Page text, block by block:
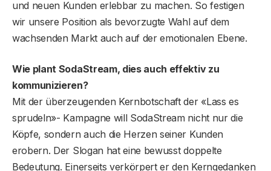
und neuen Kunden erlebbar zu machen. So festigen
wir unsere Position als bevorzugte Wahl auf dem
wachsenden Markt auch auf der emotionalen Ebene.
Wie plant SodaStream, dies auch effektiv zu
kommunizieren?
Mit der überzeugenden Kernbotschaft der «Lass es
sprudeln»- Kampagne will SodaStream nicht nur die
Köpfe, sondern auch die Herzen seiner Kunden
erobern. Der Slogan hat eine bewusst doppelte
Bedeutung. Einerseits verkörpert er den Kerngedanken